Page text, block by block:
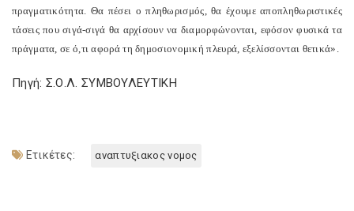
πραγματικότητα. Θα πέσει ο πληθωρισμός, θα έχουμε αποπληθωριστικές
τάσεις που σιγά-σιγά θα αρχίσουν να διαμορφώνονται, εφόσον φυσικά τα
πράγματα, σε ό,τι αφορά τη δημοσιονομική πλευρά, εξελίσσονται θετικά».
Πηγή: Σ.Ο.Λ. ΣΥΜΒΟΥΛΕΥΤΙΚΗ
Ετικέτες: αναπτυξιακος νομος